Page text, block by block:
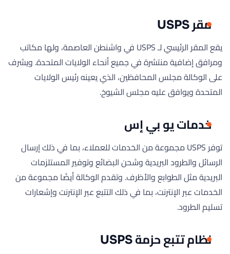
مقر USPS
يقع المقر الرئيسي لـ USPS في واشنطن العاصمة، ولها مكاتب
ومرافق إضافية منتشرة في جميع أنحاء الولايات المتحدة. ويشرف
على الوكالة مجلس المحافظين، الذي يعينه رئيس الولايات
المتحدة ويوافق عليه مجلس الشيوخ.
خدمات يو بي إس
توفر USPS مجموعة من الخدمات للعملاء، بما في ذلك إرسال
الرسائل والطرود البريدية وشحن البضائع وتوفير المستلزمات
البريدية مثل الطوابع والأظرف. وتقدم الوكالة أيضًا مجموعة من
الخدمات عبر الإنترنت، بما في ذلك التتبع عبر الإنترنت وإشعارات
تسليم الطرود.
نظام تتبع حزمة USPS